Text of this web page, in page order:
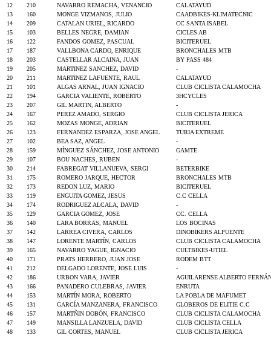
12
210 NAVARRO REMACHA, VENANCIO
CALATAYUD
13
160 MONGE VIZMANOS, JULIO
CAADBIKES-KLIMATECNIC
14
209 CATALAN URIEL, RICARDO
CC SANTA ISABEL
15
103 BELLES NEGRE, DAMIAN
CICLES AB
16
122 FANDOS GOMEZ, PASCUAL
BICITERUEL
17
187 VALLBONA CARDO, ENRIQUE
BRONCHALES MTB
18
203 CASTELLAR ALCAINA, JUAN
BY PASS 484
19
205 MARTINEZ SANCHEZ, DAVID
-
20
211 MARTINEZ LAFUENTE, RAUL
CALATAYUD
21
101 ALGAS ARNAL, JUAN IGNACIO
CLUB CICLISTA CALAMOCHA
22
194 GARCIA VALIENTE, ROBERTO
3HCYCLES
23
207 GIL MARTIN, ALBERTO
-
24
167 PEREZ AMADO, SERGIO
CLUB CICLISTA JERICA
25
162 MOZAS MONGE, ADRIAN
BICITERUEL
26
123 FERNANDEZ ESPARZA, JOSE ANGEL
TURIA EXTREME
27
102 BEA SAZ, ANGEL
-
28
159 MÍNGUEZ SÁNCHEZ, JOSE ANTONIO
GAMTE
29
107 BOU NACHES, RUBEN
-
30
214 FABREGAT VILLANUEVA, SERGI
BETERBIKE
31
175 ROMERO JARQUE, HECTOR
BRONCHALES MTB
32
173 REDON LUZ, MARIO
BICITERUEL
33
119 ENGUITA GOMEZ, JESUS
C.C CELLA
34
174 RODRIGUEZ ALCALA, DAVID
-
35
129 GARCIA GOMEZ, JOSE
CC. CELLA
36
140 LARA BORRAS, MANUEL
LOS BOCINAS
37
142 LARREA CIVERA, CARLOS
DINOBIKERS ALPUENTE
38
147 LORENTE MARTÍN, CARLOS
CLUB CICLISTA CALAMOCHA
39
165 NAVARRO YAGUE, IGNACIO
CULTBIKES-UTIEL
40
171 PRATS HERRERO, JUAN JOSE
RODEM BTT
41
212 DELGADO LORENTE, JOSE LUIS
-
42
186 URBON VARA, JAVIER
AGUILARENSE ALBERTO
43
166 PANADERO CULEBRAS, JAVIER
ENRUTA
44
153 MARTÍN MORA, ROBERTO
LA POBLA DE MAFUMET
45
131 GARCÍA MANZANERA, FRANCISCO
GLOBEROS DE ELITIE C.C
46
157 MARTÑIN DOBÓN, FRANCISCO
CLUB CICLISTA CALAMOCHA
47
149 MANSILLA LANZUELA, DAVID
CLUB CICLISTA CELLA
48
133 GIL CORTES, MANUEL
CLUB CICLISTA JERICA